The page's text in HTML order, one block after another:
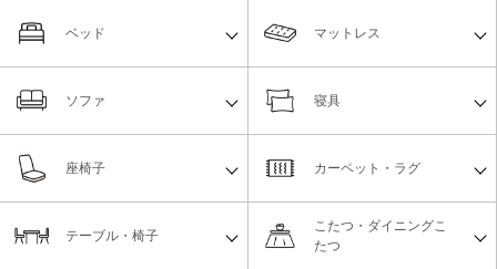
ベッド マットレス
ソファ 寝具
座椅子 カーペット・ラグ
テーブル・椅子
こたつ・ダイニングこ
たつ